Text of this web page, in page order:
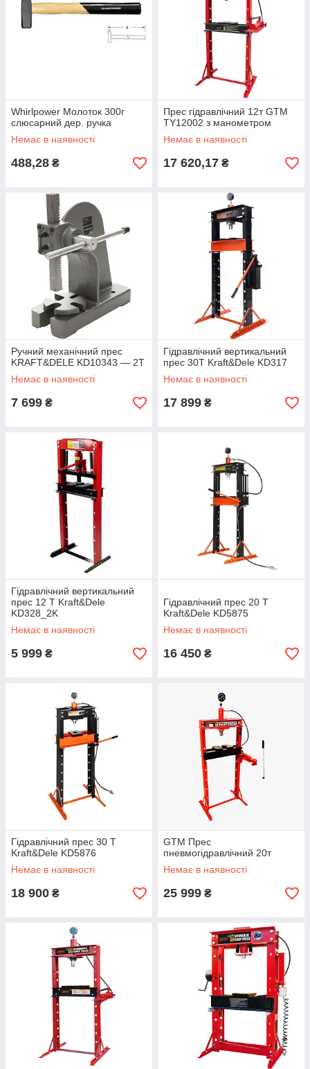
Whirlpower Молоток 300г
слюсарний дер. ручка
Немає в наявності
488,28 ₴
Прес гідравлічний 12т GTM
TY12002 з манометром
Немає в наявності
17 620,17 ₴
Ручний механічний прес
KRAFT&DELE KD10343 — 2T
Немає в наявності
7 699 ₴
Гідравлічний вертикальний
прес 30Т Kraft&Dele KD317
Немає в наявності
17 899 ₴
Гідравлічний вертикальний
прес 12 Т Kraft&Dele
KD328_2K
Немає в наявності
5 999 ₴
Гідравлічний прес 20 Т
Kraft&Dele KD5875
Немає в наявності
16 450 ₴
Гідравлічний прес 30 Т
Kraft&Dele KD5876
Немає в наявності
18 900 ₴
GTM Прес
пневмогідравлічний 20т
Немає в наявності
25 999 ₴